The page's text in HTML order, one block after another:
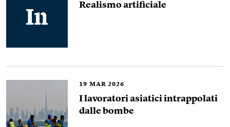
Realismo artificiale
19 MAR 2026
I lavoratori asiatici intrappolati
dalle bombe